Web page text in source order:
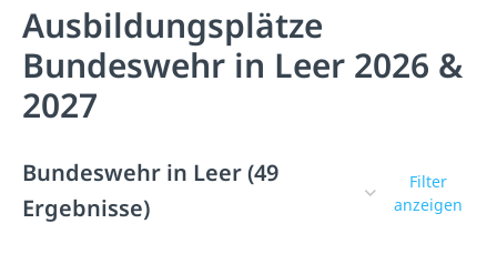
Ausbildungsplätze
Bundeswehr in Leer 2026 &
2027
Bundeswehr in Leer (49
Ergebnisse)
Filter
anzeigen